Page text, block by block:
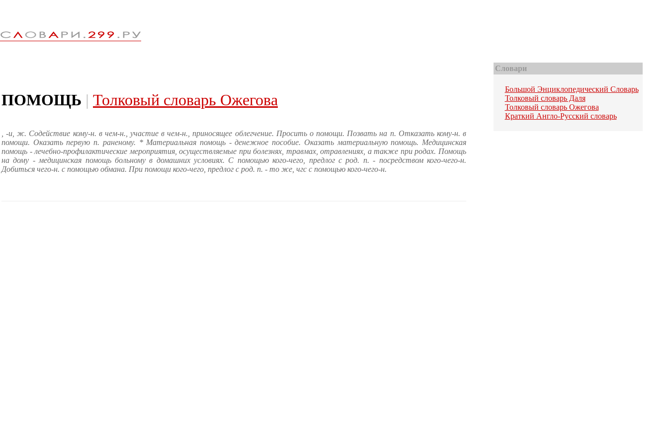
ПОМОЩЬ | Толковый словарь Ожегова
, -и, ж. Содействие кому-н. в чем-н., участие в чем-н., приносящее облегчение. Просить о помощи. Позвать на п. Отказать кому-н. в
помощи. Оказать первую п. раненому. * Материальная помощь - денежное пособие. Оказать материальную помощь. Медицинская
помощь - лечебно-профилактические мероприятия, осуществляемые при болезнях, травмах, отравлениях, а также при родах. Помощь
на дому - медицинская помощь больному в домашних условиях. С помощью кого-чего, предлог с род. п. - посредством кого-чего-н.
Добиться чего-н. с помощью обмана. При помощи кого-чего, предлог с род. п. - то же, чгс с помощью кого-чего-н.
Словари
Большой Энциклопедический Словарь
Толковый словарь Даля
Толковый словарь Ожегова
Краткий Англо-Русский словарь